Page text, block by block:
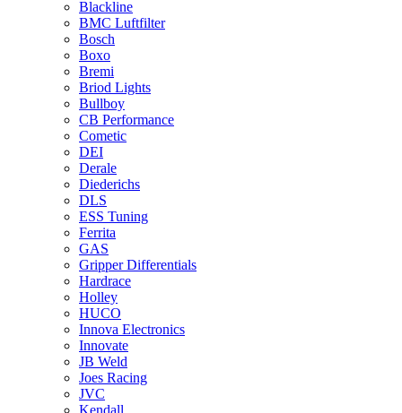
Blackline
BMC Luftfilter
Bosch
Boxo
Bremi
Briod Lights
Bullboy
CB Performance
Cometic
DEI
Derale
Diederichs
DLS
ESS Tuning
Ferrita
GAS
Gripper Differentials
Hardrace
Holley
HUCO
Innova Electronics
Innovate
JB Weld
Joes Racing
JVC
Kendall